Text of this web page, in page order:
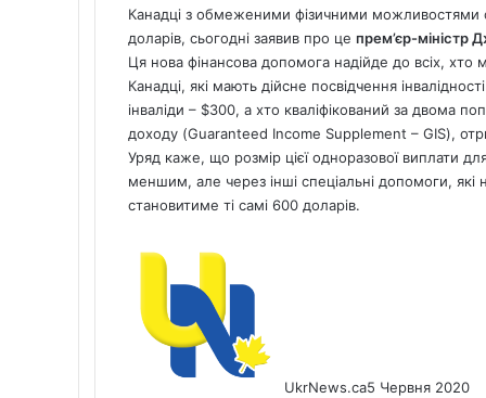
Канадці з обмеженими фізичними можливостями
доларів, сьогодні заявив про це прем’єр-міністр
Ця нова фінансова допомога надійде до всіх,
Канадці, які мають дійсне посвідчення
інваліди – $300, а хто кваліфікований за двома
доходу (Guaranteed Income Supplement – GIS),
Уряд каже, що розмір цієї одноразової виплати
меншим, але через інші спеціальні допомоги,
становитиме ті самі 600 доларів.
UkrNews.ca5 Червня 2020